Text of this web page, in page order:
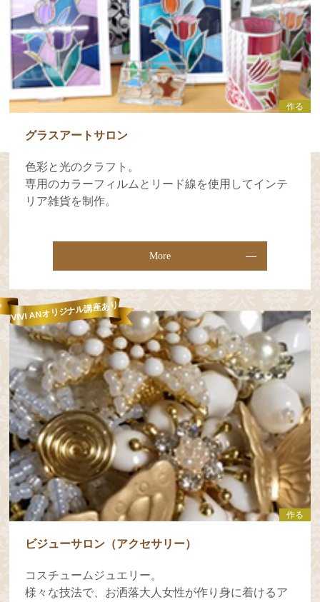
作る
グラスアートサロン
色彩と光のクラフト。
専用のカラーフィルムとリード線を使用してインテ
リア雑貨を制作。
More
VIVI ANオリジナル講座あり
作る
ビジューサロン（アクセサリー）
コスチュームジュエリー。
様々な技法で、お洒落大人女性が作り身に着けるア